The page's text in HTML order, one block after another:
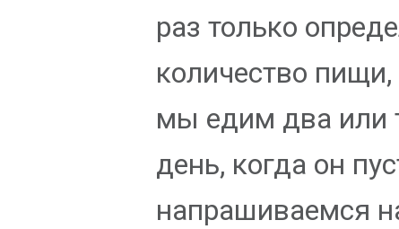
раз только
количество
мы едим два или
день, когда он
напрашиваемся